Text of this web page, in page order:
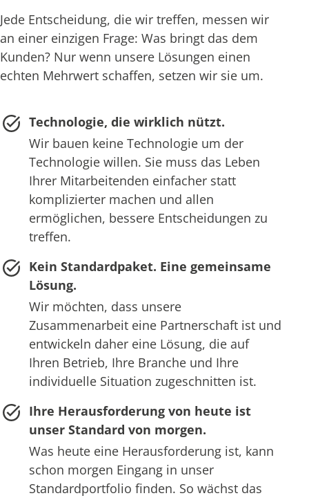
Jede Entscheidung, die wir treffen, messen wir
an einer einzigen Frage: Was bringt das dem
Kunden? Nur wenn unsere Lösungen einen
echten Mehrwert schaffen, setzen wir sie um.
Technologie, die wirklich nützt.
Wir bauen keine Technologie um der
Technologie willen. Sie muss das Leben
Ihrer Mitarbeitenden einfacher statt
komplizierter machen und allen
ermöglichen, bessere Entscheidungen zu
treffen.
Kein Standardpaket. Eine gemeinsame
Lösung.
Wir möchten, dass unsere
Zusammenarbeit eine Partnerschaft ist und
entwickeln daher eine Lösung, die auf
Ihren Betrieb, Ihre Branche und Ihre
individuelle Situation zugeschnitten ist.
Ihre Herausforderung von heute ist
unser Standard von morgen.
Was heute eine Herausforderung ist, kann
schon morgen Eingang in unser
Standardportfolio finden. So wächst das